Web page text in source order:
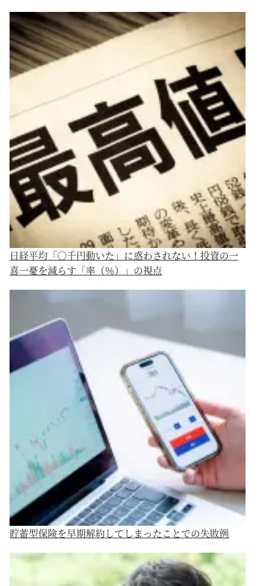
日経平均「○千円動いた」に惑わされない！投資の一
喜一憂を減らす「率（％）」の視点
貯蓄型保険を早期解約してしまったことでの失敗例